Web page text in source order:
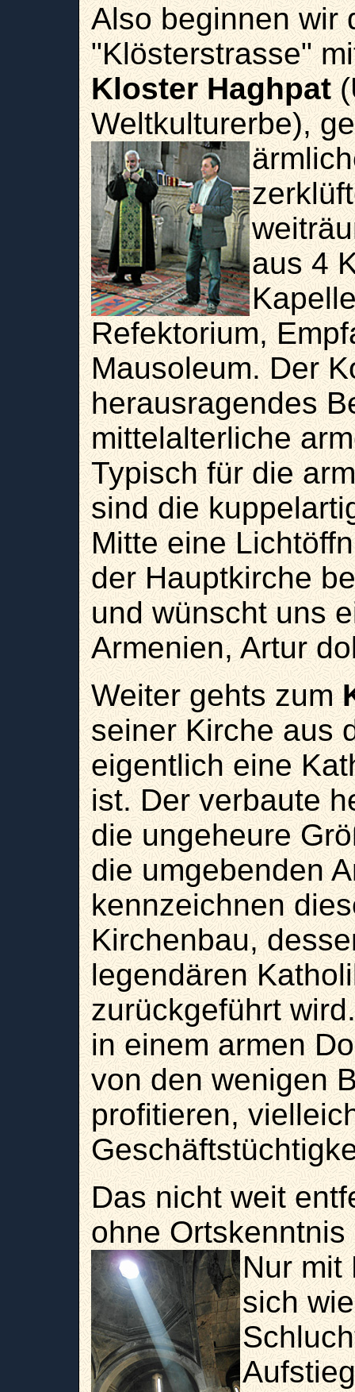
Also beginnen wir
"Klösterstrasse"
Kloster Haghpat
Weltkulturerbe),
aus 4
Refektorium,
Mausoleum. Der
herausragendes
mittelalterliche
Typisch für die
sind die
Mitte eine
der Hauptkirche
und wünscht uns
Armenien, Artur
Weiter gehts zum
seiner Kirche aus
eigentlicheine
ist. Der verbaute
die ungeheure
die umgebenden
kennzeichnen
Kirchenbau,
legendären
zurückgeführt
in einem armen
von den wenigen
profitieren,
Das nicht weit
ohne
Nur mit
sich